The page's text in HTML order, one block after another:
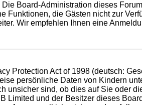
Board-Administration dieses
Funktionen, die Gästen nicht zur
Wir empfehlen Ihnen eine
Protection Act of 1998 (deutsch:
persönliche Daten von Kindern
unsicher sind, ob dies auf Sie oder
Limited und der Besitzer dieses